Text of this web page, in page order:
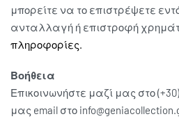
μπορείτε να το επιστρέψετε
ανταλλαγή ή επιστροφή
πληροφορίες.
Βοήθεια
Επικοινωνήστε μαζί μας στο
μας email στο